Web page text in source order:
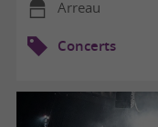
Arreau
Concerts